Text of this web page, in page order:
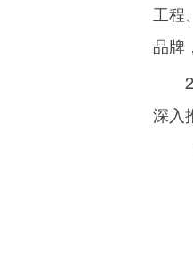
工程
品牌
深入